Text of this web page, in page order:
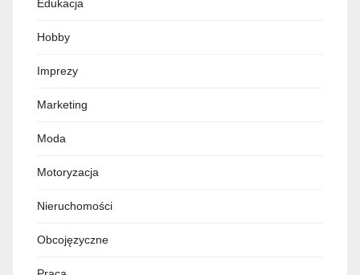
Edukacja
Hobby
Imprezy
Marketing
Moda
Motoryzacja
Nieruchomości
Obcojęzyczne